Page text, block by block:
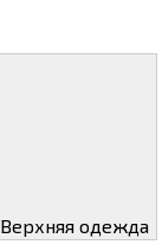
Верхняя одежда